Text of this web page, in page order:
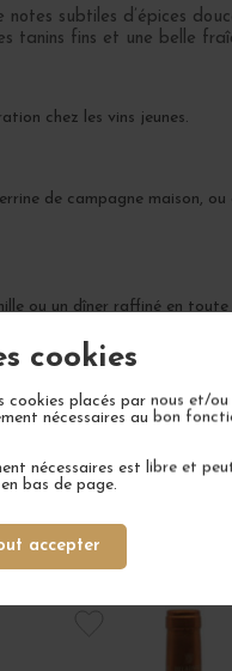
cookies
placés par nous et/ou
nécessaires au bon
nécessaires est libre et
bas de page.
accepter
subtiles d’épices
tanins fins et une belle
chez les vins jeunes.
de campagne maison,
ou un dîner raffiné en toute
attendue jusqu’en 2034.
DE COEUR